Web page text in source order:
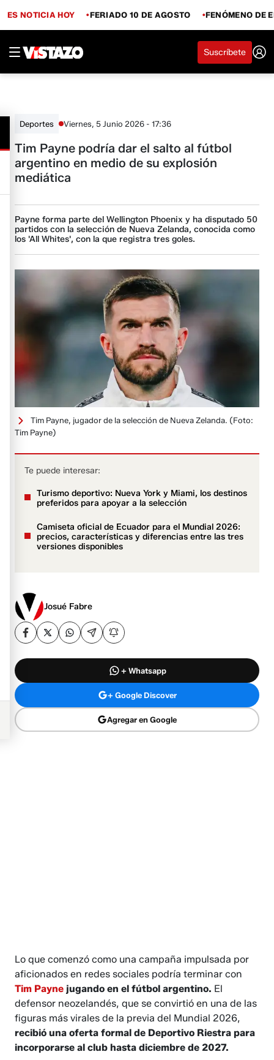
ES NOTICIA HOY FERIADO 10 DE AGOSTO FENÓMENO DE
Suscríbete
Deportes Viernes, 5 Junio 2026 - 17:36
Tim Payne podría dar el salto al fútbol
argentino en medio de su explosión
mediática
Payne forma parte del Wellington Phoenix y ha disputado 50
partidos con la selección de Nueva Zelanda, conocida como
los 'All Whites', con la que registra tres goles.
Tim Payne, jugador de la selección de Nueva Zelanda. (Foto:
Tim Payne)
Te puede interesar:
Turismo deportivo: Nueva York y Miami, los destinos
preferidos para apoyar a la selección
Camiseta oficial de Ecuador para el Mundial 2026:
precios, características y diferencias entre las tres
versiones disponibles
Josué Fabre
+ Whatsapp
+ Google Discover
Agregar en Google
​​​Lo que comenzó como una campaña impulsada por
aficionados en redes sociales podría terminar con
Tim Payne jugando en el fútbol argentino. El
defensor neozelandés, que se convirtió en una de las
figuras más virales de la previa del Mundial 2026,
recibió una oferta formal de Deportivo Riestra para
incorporarse al club hasta diciembre de 2027.